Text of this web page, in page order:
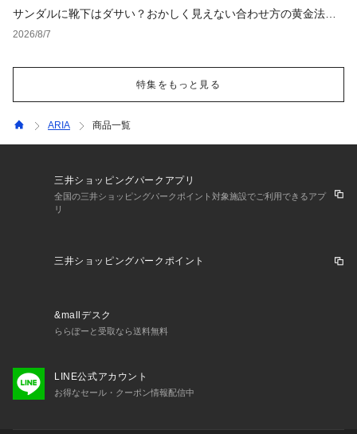
サンダルに靴下はダサい？おかしく見えない合わせ方の黄金法則
と男女別おすすめコーデ
2026/8/7
特集をもっと見る
ARIA 商品一覧
三井ショッピングパークアプリ
全国の三井ショッピングパークポイント対象施設でご利用できるアプ
リ
三井ショッピングパークポイント
&mallデスク
ららぽーと受取なら送料無料
LINE公式アカウント
お得なセール・クーポン情報配信中